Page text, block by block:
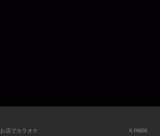
お店でカラオケ X PARK